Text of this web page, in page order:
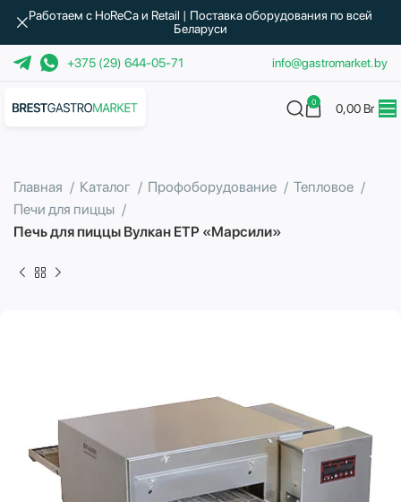
+375 (29) 644-05-71 info@gastromarket.by
0 0,00 Br
Главная Каталог Профоборудование
Тепловое
Печи для пиццы
Печь для пиццы Вулкан ETP «Марсили»
Работаем с HoReCa и Retail | Поставка оборудования по всей
Беларуси